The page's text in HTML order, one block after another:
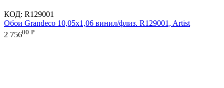
КОД: R129001
Обои Grandeco 10,05х1,06 винил/флиз. R129001, Artist
2 75600 Р